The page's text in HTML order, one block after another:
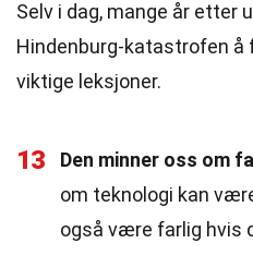
Selv i dag, mange år etter
Hindenburg-katastrofen
viktige leksjoner.
13 Den minner oss om
om teknologi kan
også være farlig hvis